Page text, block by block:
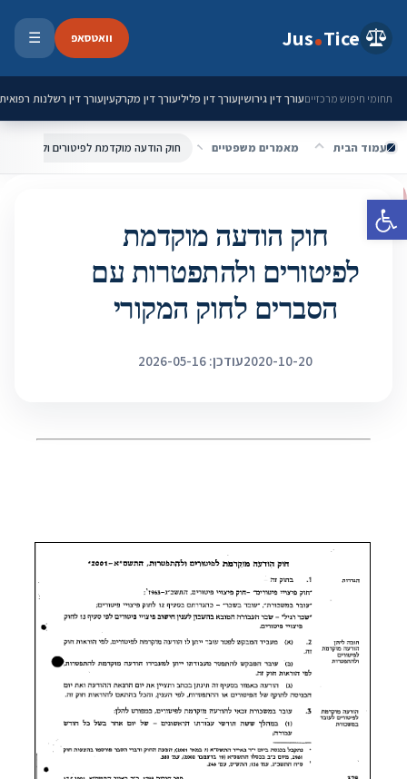
פתח סרגל נגישות
Jus Tice וואטסאפ ☰
תחומי חיפוש מרכזייםעורך דין גירושיןעורך דין פליליעורך דין מקרקעיןעורך דין רשלנות רפואית
עמוד הבית מאמרים משפטיים
חוק הודעה מוקדמת
לפיטורים ולהתפטרות עם
הסברים לחוק המקורי
2020-10-20עודכן: 2026-05-16